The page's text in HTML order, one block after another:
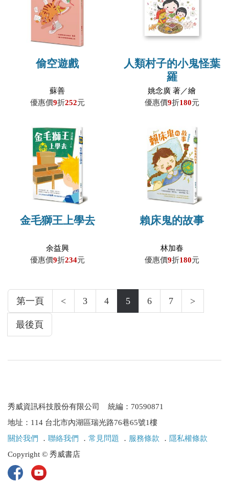
偷空遊戲
蘇善
優惠價9折252元
人類村子的小鬼怪葉
羅
姚念廣 著／繪
優惠價9折180元
金毛獅王上學去
余益興
優惠價9折234元
賴床鬼的故事
林加春
優惠價9折180元
第一頁 < 3 4 5 6 7 >
最後頁
秀威資訊科技股份有限公司 統編：70590871
地址：114 台北市內湖區瑞光路76巷65號1樓
關於我們
． 聯絡我們 ． 常見問題 ． 服務條款 ． 隱私權條款
Copyright © 秀威書店